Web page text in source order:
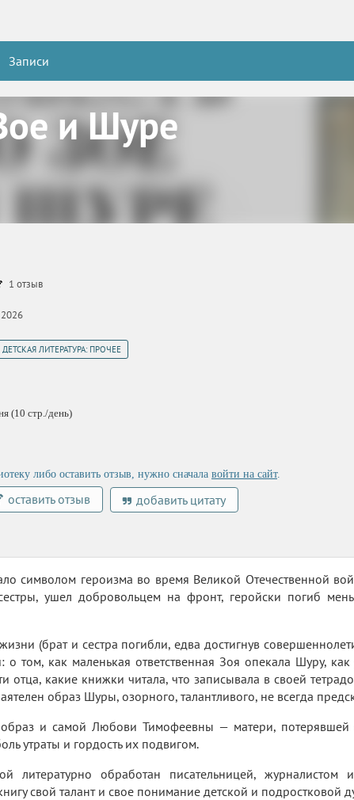
Записи
и Шуре
1 отзыв
ДЕТСКАЯ ЛИТЕРАТУРА: ПРОЧЕЕ
(10 стр./день)
либо оставить отзыв, нужно сначала войти на сайт.
оставить отзыв добавить цитату
символом героизма во время Великой Отечественной
ушел добровольцем на фронт, геройски погиб
(брат и сестра погибли, едва достигнув
о том, как маленькая ответственная Зоя опекала Шуру,
отца, какие книжки читала, что записывала в своей
образ Шуры, озорного, талантливого, не всегда
образ и самой Любови Тимофеевны — матери,
утраты и гордость их подвигом.
литературно обработан писательницей,
свой талант и свое понимание детской и подростковой